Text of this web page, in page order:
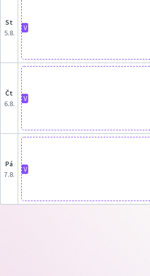
st
5.8.
V
čt
6.8.
V
pá
7.8.
V